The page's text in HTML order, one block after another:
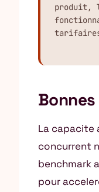
produit,
La capacite
concurrent
benchmark
pour